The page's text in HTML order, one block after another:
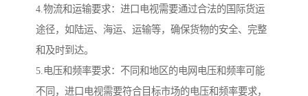
4.物流和运输要求：进口电视需要通过合法的国际货运
途径，如陆运、海运、运输等，确保货物的安全、完整
和及时到达。
5.电压和频率要求：不同和地区的电网电压和频率可能
不同，进口电视需要符合目标市场的电压和频率要求，